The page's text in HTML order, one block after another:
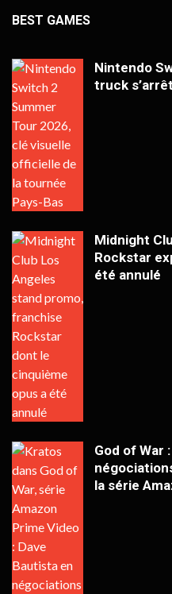
BEST GAMES
Nintendo
truck
Midnight
Rockstar
été annulé
God of War
la série